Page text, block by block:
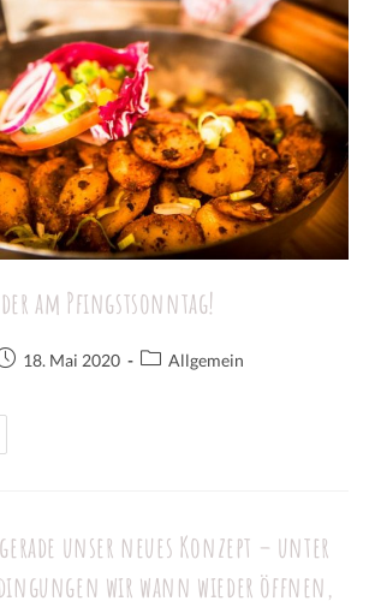
am Pfingstsonntag!
18. Mai 2020 Allgemein
unser neues Konzept – unter
wir wann wieder öffnen,